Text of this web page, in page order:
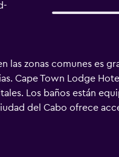
las zonas comunes es
Cape Town Lodge
Los baños están
del Cabo ofrece
para las
Se ofrece servicio de